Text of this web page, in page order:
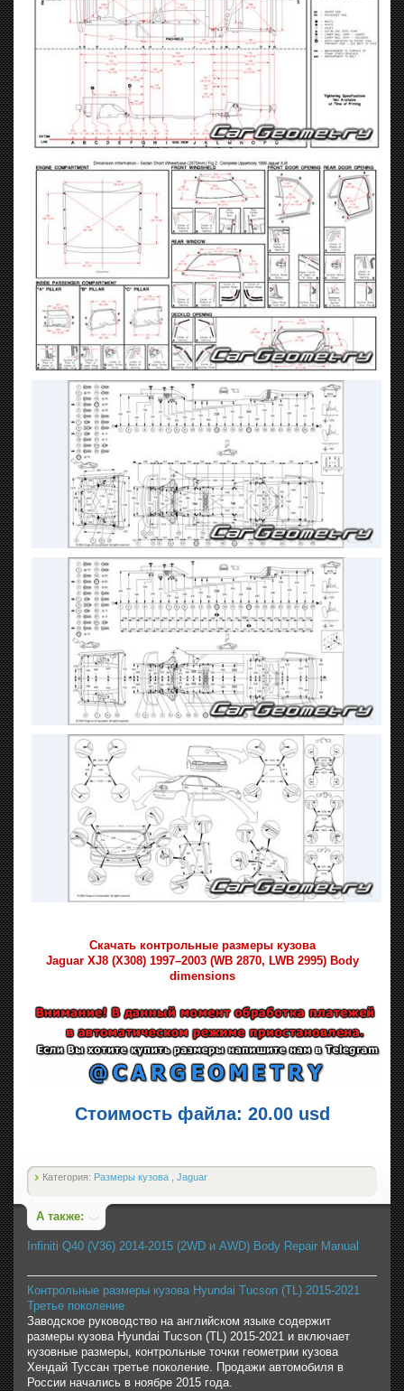
Скачать контрольные размеры кузова
Jaguar XJ8 (X308) 1997–2003 (WB 2870, LWB 2995) Body
dimensions
Стоимость файла: 20.00 usd
Категория: Размеры кузова , Jaguar
А также:
Infiniti Q40 (V36) 2014-2015 (2WD и AWD) Body Repair Manual
Контрольные размеры кузова Hyundai Tucson (TL) 2015-2021
Третье поколение
Заводское руководство на английском языке содержит
размеры кузова Hyundai Tucson (TL) 2015-2021 и включает
кузовные размеры, контрольные точки геометрии кузова
Хендай Туссан третье поколение. Продажи автомобиля в
России начались в ноябре 2015 года.